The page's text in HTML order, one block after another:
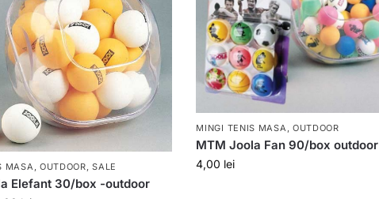
MASA, OUTDOOR,SALE
Elefant 30/box -outdoor
MINGI TENIS MASA, OUTDOOR
MTM Joola Fan 90/box outdoor
4,00 lei